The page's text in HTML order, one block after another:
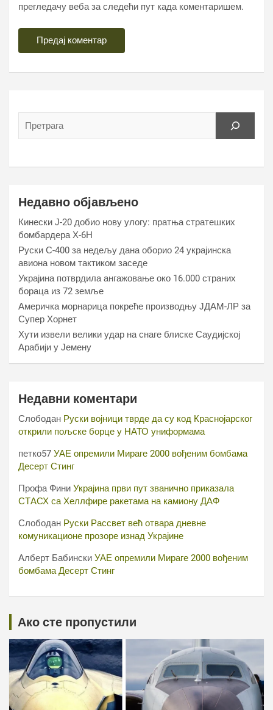
прегледачу веба за следећи пут када коментаришем.
Недавно објављено
Кинески Ј-20 добио нову улогу: пратња стратешких
бомбардера Х-6Н
Руски С-400 за недељу дана оборио 24 украјинска
авиона новом тактиком заседе
Украјина потврдила ангажовање око 16.000 страних
бораца из 72 земље
Америчка морнарица покреће производњу ЈДАМ-ЛР за
Супер Хорнет
Хути извели велики удар на снаге блиске Саудијској
Арабији у Јемену
Недавни коментари
Слободан Руски војници тврде да су код Краснојарског
открили пољске борце у НАТО униформама
петко57 УАЕ опремили Мираге 2000 вођеним бомбама
Десерт Стинг
Профа Фини Украјина први пут званично приказала
СТАСХ са Хеллфире ракетама на камиону ДАФ
Слободан Руски Рассвет већ отвара дневне
комуникационе прозоре изнад Украјине
Алберт Бабински УАЕ опремили Мираге 2000 вођеним
бомбама Десерт Стинг
Ако сте пропустили